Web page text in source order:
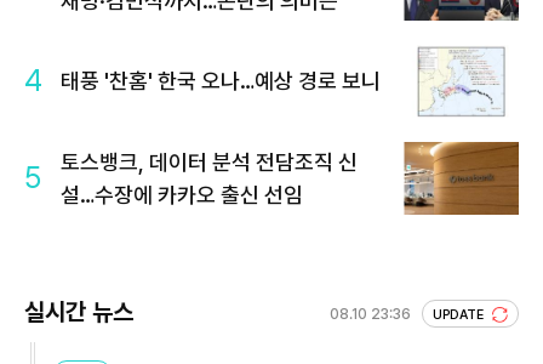
4 태풍 '찬홈' 한국 오나…예상 경로 보니
5
토스뱅크, 데이터 분석 전담조직 신
설…수장에 카카오 출신 선임
실시간 뉴스 08.10 23:36 UPDATE